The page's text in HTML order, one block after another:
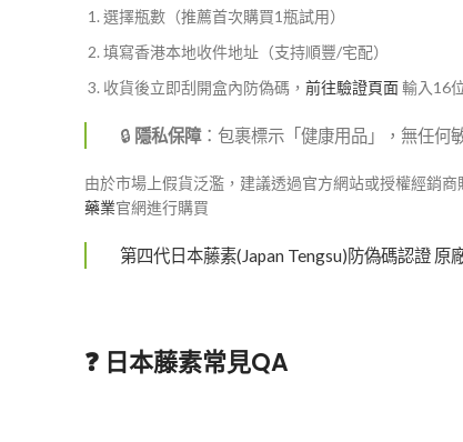
選擇瓶數（推薦首次購買1瓶試用）
填寫香港本地收件地址（支持順豐/宅配）
收貨後立即刮開盒內防偽碼， 前往驗證頁面輸入16
🔒 隱私保障：包裹標示「健康用品」，無任何
由於市場上假貨泛濫，建議透過官方網站或授權經銷
藥業官網進行購買
第四代日本藤素(Japan Tengsu)防偽碼認證 原
❓ 日本藤素常見QA